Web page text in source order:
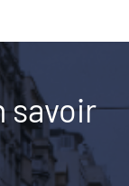
savoir